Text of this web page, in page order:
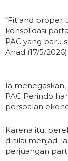
“Fit and proper
konsolidasi
PAC yang baru
Ahad (17/5/2026).
Ia
PAC Perindo
persoalan
Karena itu,
dinilai menjadi
perjuangan